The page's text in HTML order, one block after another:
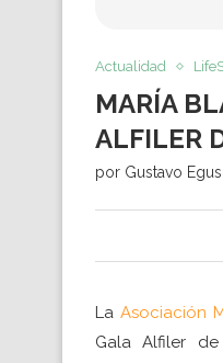
Actualidad
MARÍA
ALFILER
por Gustavo
La Asociación
Gala Alfiler